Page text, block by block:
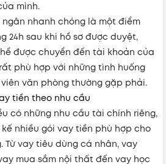
mình.
ngân nhanh chóng là một điểm
24h sau khi hồ sơ được duyệt,
được chuyển đến tài khoản của
phù hợp với những tình huống
văn phòng thường gặp phải.
tiền theo nhu cầu
có những nhu cầu tài chính riêng,
nhiều gói vay tiền phù hợp cho
Từ vay tiêu dùng cá nhân, vay
mua sắm nội thất đến vay học